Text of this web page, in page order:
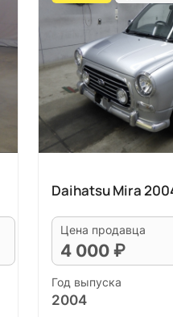
Daihatsu Mira
Цена продавца
4 000 ₽
Год выпуска
2004